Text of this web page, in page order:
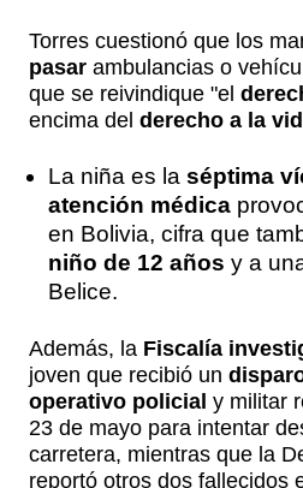
Torres cuestionó que los
pasar ambulancias o
que se reivindique "el
encima del derecho a la
La niña es la séptima
atención médica
en Bolivia, cifra que
niño de 12 años y a
Belice.
Además, la Fiscalía
joven que recibió un
operativo policial y militar
23 de mayo para intentar
carretera, mientras que la
reportó otros dos fallecidos